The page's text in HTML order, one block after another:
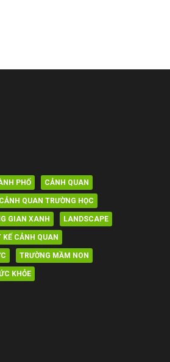
PHỐ CẢNH QUAN
CẢNH QUAN TRƯỜNG HỌC
GIAN XANH LANDSCAPE
KẾ CẢNH QUAN
TRƯỜNG MẦM NON
KHỎE